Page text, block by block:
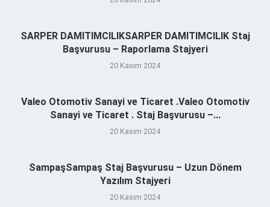
SARPER DAMITIMCILIKSARPER DAMITIMCILIK Staj
Başvurusu – Raporlama Stajyeri
20 Kasım 2024
Valeo Otomotiv Sanayi ve Ticaret .Valeo Otomotiv
Sanayi ve Ticaret . Staj Başvurusu –...
20 Kasım 2024
SampaşSampaş Staj Başvurusu – Uzun Dönem
Yazılım Stajyeri
20 Kasım 2024